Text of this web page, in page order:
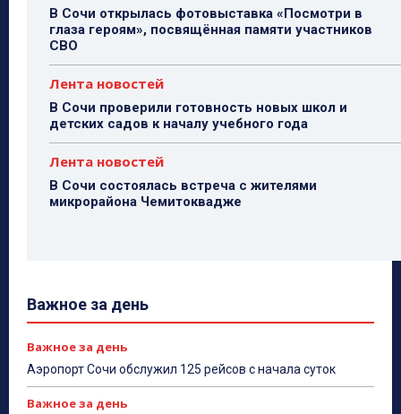
В Сочи открылась фотовыставка «Посмотри в
глаза героям», посвящённая памяти участников
СВО
Лента новостей
В Сочи проверили готовность новых школ и
детских садов к началу учебного года
Лента новостей
В Сочи состоялась встреча с жителями
микрорайона Чемитоквадже
Важное за день
Важное за день
Аэропорт Сочи обслужил 125 рейсов с начала суток
Важное за день